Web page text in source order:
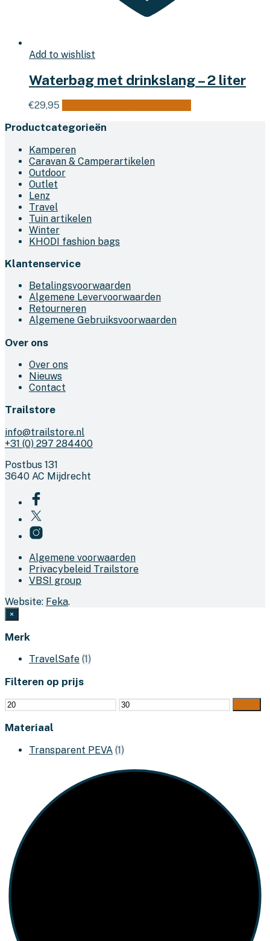
Add to wishlist
Waterbag met drinkslang – 2 liter
€29,95
Productcategorieën
Kamperen
Caravan & Camperartikelen
Outdoor
Outlet
Lenz
Travel
Tuin artikelen
Winter
KHODI fashion bags
Klantenservice
Betalingsvoorwaarden
Algemene Levervoorwaarden
Retourneren
Algemene Gebruiksvoorwaarden
Over ons
Over ons
Nieuws
Contact
Trailstore
info@trailstore.nl
+31 (0) 297 284400
Postbus 131
3640 AC Mijdrecht
Algemene voorwaarden
Privacybeleid Trailstore
VBSI group
Website: Feka.
×
Merk
TravelSafe (1)
Filteren op prijs
Min.
prijs
Max.
prijs
Materiaal
Transparent PEVA (1)